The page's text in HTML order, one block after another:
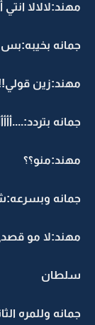
مهند:لالالا
جمانه
مهند:زين
جمانه
مهند:منو؟؟
جمانه
مهند:لا مو
سلطان
جمانه وللمره